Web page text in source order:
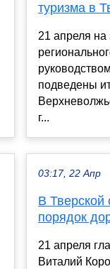
туризма в
21 апреля на
подведены
г...
03:17, 22 Апр
В Тверской
порядок
21 апреля
Виталий